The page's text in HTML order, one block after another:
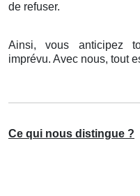
de refuser.
Ainsi, vous anticipez
imprévu. Avec nous, tout
Ce qui nous distingue ?